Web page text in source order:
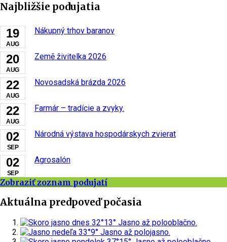
Najbližšie podujatia
19
AUG
Nákupný trhov baranov
20
AUG
Země živitelka 2026
22
AUG
Novosadská brázda 2026
22
AUG
Farmár – tradície a zvyky.
02
SEP
Národná výstava hospodárskych zvierat
02
SEP
Agrosalón
Zobraziť zoznam podujatí
Aktuálna predpoveď počasia
dnes 32°13° Jasno až polooblačno.
nedeľa 33°9° Jasno až polojasno.